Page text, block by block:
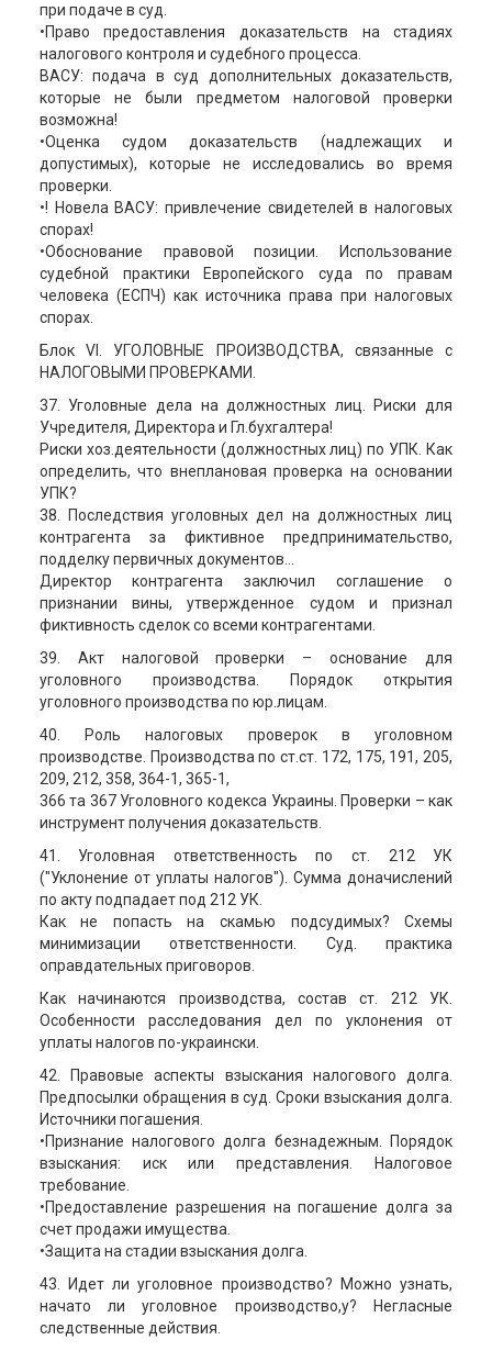
при подаче в суд.
•Право предоставления доказательств на стадиях
налогового контроля и судебного процесса.
ВАСУ: подача в суд дополнительных доказательств,
которые не были предметом налоговой проверки
возможна!
•Оценка судом доказательств (надлежащих и
допустимых), которые не исследовались во время
проверки.
•! Новела ВАСУ: привлечение свидетелей в налоговых
спорах!
•Обоснование правовой позиции. Использование
судебной практики Европейского суда по правам
человека (ЕСПЧ) как источника права при налоговых
спорах.
Блок VІ. УГОЛОВНЫЕ ПРОИЗВОДСТВА, связанные с
НАЛОГОВЫМИ ПРОВЕРКАМИ.
37. Уголовные дела на должностных лиц. Риски для
Учредителя, Директора и Гл.бухгалтера!
Риски хоз.деятельности (должностных лиц) по УПК. Как
определить, что внеплановая проверка на основании
УПК?
38. Последствия уголовных дел на должностных лиц
контрагента за фиктивное предпринимательство,
подделку первичных документов...
Директор контрагента заключил соглашение о
признании вины, утвержденное судом и признал
фиктивность сделок со всеми контрагентами.
39. Акт налоговой проверки – основание для
уголовного производства. Порядок открытия
уголовного производства по юр.лицам.
40. Роль налоговых проверок в уголовном
производстве. Производства по ст.ст. 172, 175, 191, 205,
209, 212, 358, 364-1, 365-1,
366 та 367 Уголовного кодекса Украины. Проверки – как
инструмент получения доказательств.
41. Уголовная ответственность по ст. 212 УК
("Уклонение от уплаты налогов"). Сумма доначислений
по акту подпадает под 212 УК.
Как не попасть на скамью подсудимых? Схемы
минимизации ответственности. Суд. практика
оправдательных приговоров.
Как начинаются производства, состав ст. 212 УК.
Особенности расследования дел по уклонения от
уплаты налогов по-украински.
42. Правовые аспекты взыскания налогового долга.
Предпосылки обращения в суд. Сроки взыскания долга.
Источники погашения.
•Признание налогового долга безнадежным. Порядок
взыскания: иск или представления. Налоговое
требование.
•Предоставление разрешения на погашение долга за
счет продажи имущества.
•Защита на стадии взыскания долга.
43. Идет ли уголовное производство? Можно узнать,
начато ли уголовное производство,у? Негласные
следственные действия.